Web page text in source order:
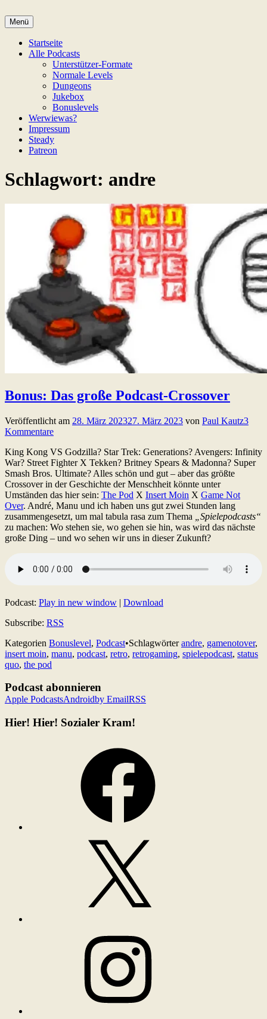
Inhalt
springen
Game Not Over
Menü
Startseite
Alle Podcasts
Unterstützer-Formate
Normale Levels
Dungeons
Jukebox
Bonuslevels
Werwiewas?
Impressum
Steady
Patreon
Schlagwort: andre
Bonus: Das große Podcast-Crossover
Veröffentlicht am 28. März 202327. März 2023 von Paul Kautz3
Kommentare
King Kong VS Godzilla? Star Trek: Generations? Avengers: Infinity
War? Street Fighter X Tekken? Britney Spears & Madonna? Super
Smash Bros. Ultimate? Alles schön und gut – aber das größte
Crossover in der Geschichte der Menschheit könnte unter
Umständen das hier sein: The Pod X Insert Moin X Game Not
Over. André, Manu und ich haben uns gut zwei Stunden lang
zusammengesetzt, um mal tabula rasa zum Thema
„Spielepodcasts“
zu machen: Wo stehen sie, wo gehen sie hin, was wird das nächste
große Ding – und wo sehen wir uns in dieser Zukunft?
Podcast: Play in new window | Download
Subscribe: RSS
Kategorien Bonuslevel, Podcast•Schlagwörterandre, gamenotover,
insert moin, manu, podcast, retro, retrogaming, spielepodcast, status
quo, the pod
Podcast abonnieren
Apple PodcastsAndroidby EmailRSS
Hier! Hier! Sozialer Kram!